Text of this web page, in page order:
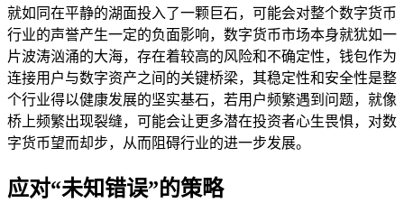
就如同在平静的湖面投入了一颗巨石，可能会对整个数字货币
行业的声誉产生一定的负面影响，数字货币市场本身就犹如一
片波涛汹涌的大海，存在着较高的风险和不确定性，钱包作为
连接用户与数字资产之间的关键桥梁，其稳定性和安全性是整
个行业得以健康发展的坚实基石，若用户频繁遇到问题，就像
桥上频繁出现裂缝，可能会让更多潜在投资者心生畏惧，对数
字货币望而却步，从而阻碍行业的进一步发展。
应对“未知错误”的策略